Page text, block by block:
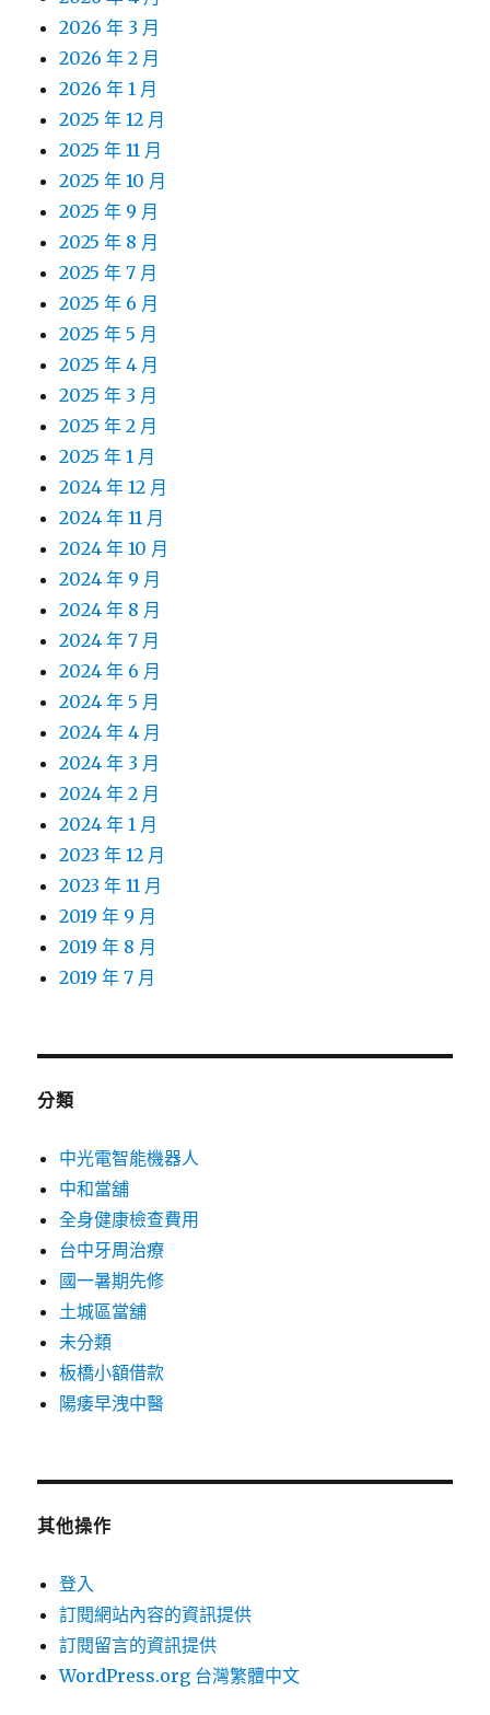
2026 年 3 月
2026 年 2 月
2026 年 1 月
2025 年 12 月
2025 年 11 月
2025 年 10 月
2025 年 9 月
2025 年 8 月
2025 年 7 月
2025 年 6 月
2025 年 5 月
2025 年 4 月
2025 年 3 月
2025 年 2 月
2025 年 1 月
2024 年 12 月
2024 年 11 月
2024 年 10 月
2024 年 9 月
2024 年 8 月
2024 年 7 月
2024 年 6 月
2024 年 5 月
2024 年 4 月
2024 年 3 月
2024 年 2 月
2024 年 1 月
2023 年 12 月
2023 年 11 月
2019 年 9 月
2019 年 8 月
2019 年 7 月
分類
中光電智能機器人
中和當舖
全身健康檢查費用
台中牙周治療
國一暑期先修
土城區當舖
未分類
板橋小額借款
陽痿早洩中醫
其他操作
登入
訂閱網站內容的資訊提供
訂閱留言的資訊提供
WordPress.org 台灣繁體中文